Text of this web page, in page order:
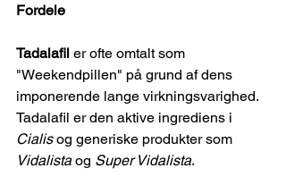
Fordele
Tadalafil er ofte omtalt som
"Weekendpillen" på grund af dens
imponerende lange virkningsvarighed.
Tadalafil er den aktive ingrediens i
Cialis og generiske produkter som
Vidalista og Super Vidalista.